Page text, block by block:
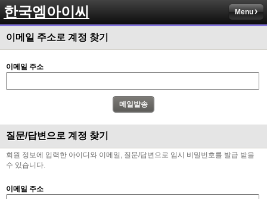
한국엠아이씨 Menu
이메일 주소로 계정 찾기
이메일 주소
질문/답변으로 계정 찾기
회원 정보에 입력한 아이디와 이메일, 질문/답변으로 임시 비밀번호를 발급 받을
수 있습니다.
이메일 주소